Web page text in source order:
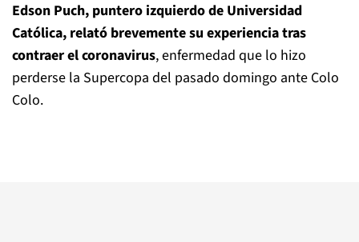
Edson Puch, puntero izquierdo de Universidad
Católica, relató brevemente su experiencia tras
contraer el coronavirus, enfermedad que lo hizo
perderse la Supercopa del pasado domingo ante Colo
Colo.